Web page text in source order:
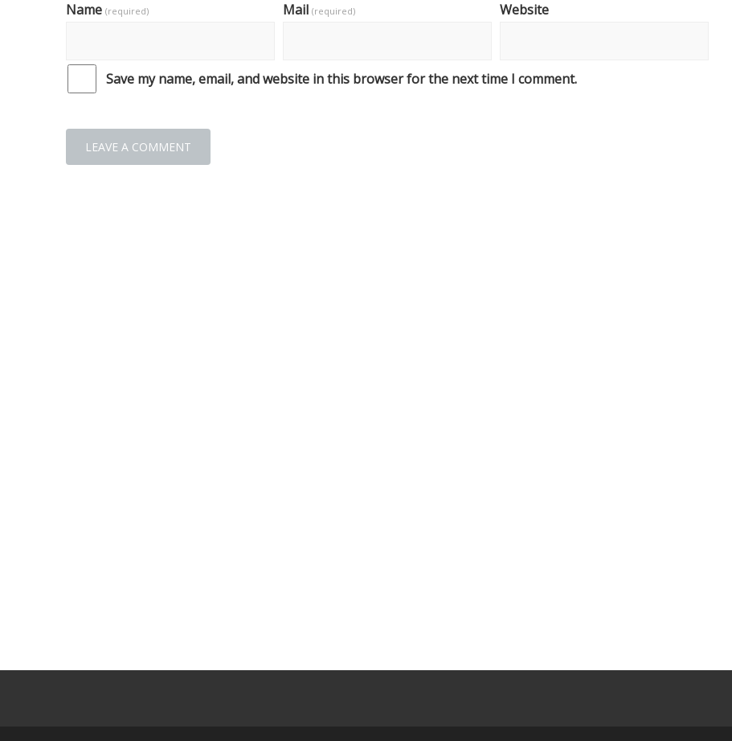
Name (required) Mail (required) Website
Save my name, email, and website in this browser for the next time I comment.